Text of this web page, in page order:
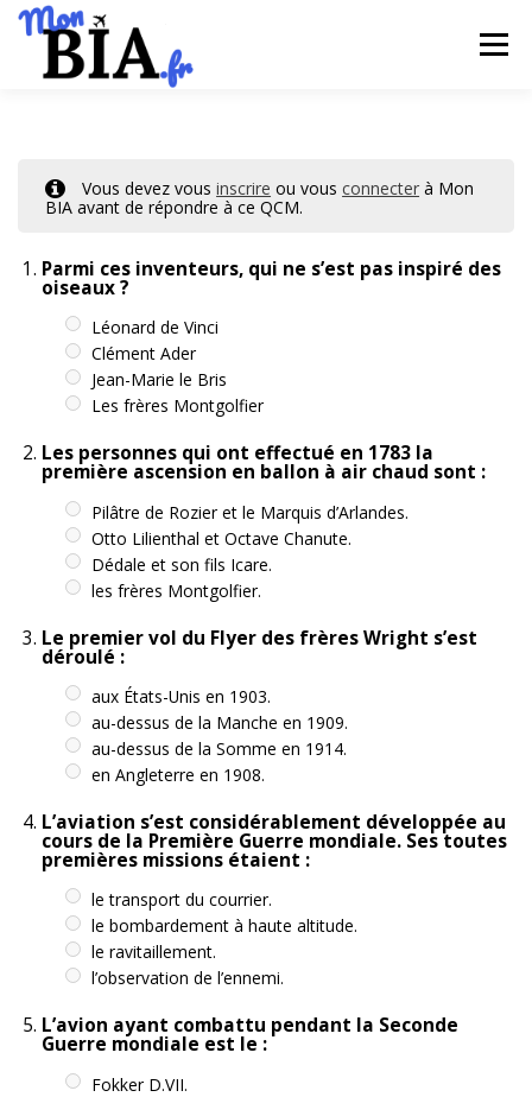
Aller
contenu Menu
SE CONNECTER
Vous devez vousinscrire ou vousconnecter à Mon
BIA avant de répondre à ce QCM.
Parmi ces inventeurs, qui ne s’est pas inspiré des
oiseaux ?
Léonard de Vinci
Clément Ader
Jean-Marie le Bris
Les frères Montgolfier
Les personnes qui ont effectué en 1783 la
première ascension en ballon à air chaud sont :
Pilâtre de Rozier et le Marquis d’Arlandes.
Otto Lilienthal et Octave Chanute.
Dédale et son fils Icare.
les frères Montgolfier.
Le premier vol du Flyer des frères Wright s’est
déroulé :
aux États-Unis en 1903.
au-dessus de la Manche en 1909.
au-dessus de la Somme en 1914.
en Angleterre en 1908.
L’aviation s’est considérablement développée au
cours de la Première Guerre mondiale. Ses toutes
premières missions étaient :
le transport du courrier.
le bombardement à haute altitude.
le ravitaillement.
l’observation de l’ennemi.
L’avion ayant combattu pendant la Seconde
Guerre mondiale est le :
Fokker D.VII.